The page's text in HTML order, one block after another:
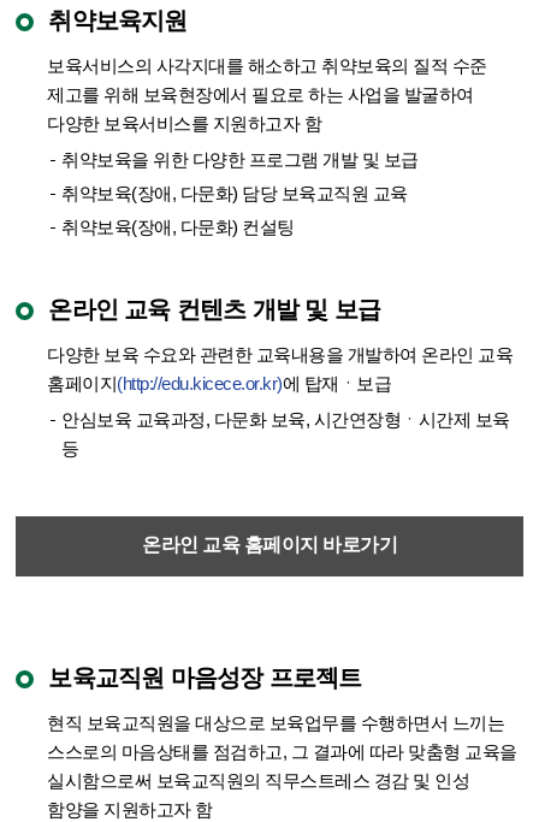
취약보육지원
보육서비스의 사각지대를 해소하고 취약보육의 질적 수준
제고를 위해 보육현장에서 필요로 하는 사업을 발굴하여
다양한 보육서비스를 지원하고자 함
취약보육을 위한 다양한 프로그램 개발 및 보급
취약보육(장애, 다문화) 담당 보육교직원 교육
취약보육(장애, 다문화) 컨설팅
온라인 교육 컨텐츠 개발 및 보급
다양한 보육 수요와 관련한 교육내용을 개발하여 온라인 교육
홈페이지(http://edu.kicece.or.kr)에 탑재ㆍ보급
안심보육 교육과정, 다문화 보육, 시간연장형ㆍ시간제 보육
등
온라인 교육 홈페이지 바로가기
보육교직원 마음성장 프로젝트
현직 보육교직원을 대상으로 보육업무를 수행하면서 느끼는
스스로의 마음상태를 점검하고, 그 결과에 따라 맞춤형 교육을
실시함으로써 보육교직원의 직무스트레스 경감 및 인성
함양을 지원하고자 함